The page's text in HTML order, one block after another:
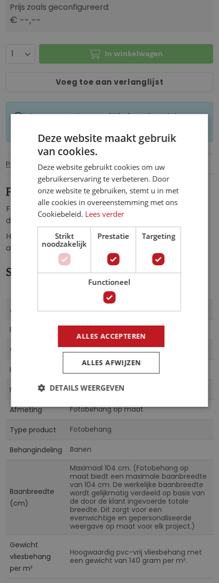
Prijs zoals geconfigureerd:
€ --,--
In winkelwagen
Voeg toe aan verlanglijst
Let op: op maat gemaakt behang kan niet
Productinformatie Specificaties
Fotobehang Tijgerkop.
Fotobehang van een schitterend kunstwerk met
daarin een prachtige kop van een tijger.
Het fotobehang van de tijgerkop is de perfecte
aanvulling op iedere ruimte.
Specificaties
Artikelnummer 893
EAN
Collectie CN
Kleur
Materiaal Vliesbehang & Vinylbehang
Afmeting Fotobehang op maat
Type product Fotobehang
Behangindeling Banen
Baanbreedte
(cm)
Maximaal 104 cm. (Fotobehang op
maat biedt een maximale baanbreedte
van 104 cm. De werkelijke baanbreedte
wordt gelijkmatig verdeeld op basis van
de door de klant ingevoerde totale
breedte. Dit zorgt voor een
evenwichtige en gepersonaliseerde
weergave op maat voor elk project.)
Gewicht
vliesbehang
per m²
Hoogwaardig pvc-vrij vliesbehang met
een gewicht van 140 gram per m².
Deze website maakt gebruik
van cookies.
Deze website gebruikt cookies om uw
gebruikerservaring te verbeteren. Door
onze website te gebruiken, stemt u in met
alle cookies in overeenstemming met ons
Cookiebeleid. Lees verder
Strikt
noodzakelijk
Prestatie Targeting
Functioneel
ALLES ACCEPTEREN
ALLES AFWIJZEN
DETAILS WEERGEVEN